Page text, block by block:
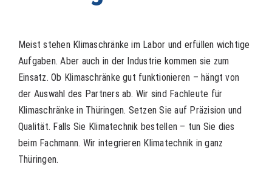
Meist stehen Klimaschränke im Labor und erfüllen wichtige
Aufgaben. Aber auch in der Industrie kommen sie zum
Einsatz. Ob Klimaschränke gut funktionieren – hängt von
der Auswahl des Partners ab. Wir sind Fachleute für
Klimaschränke in Thüringen. Setzen Sie auf Präzision und
Qualität. Falls Sie Klimatechnik bestellen – tun Sie dies
beim Fachmann. Wir integrieren Klimatechnik in ganz
Thüringen.